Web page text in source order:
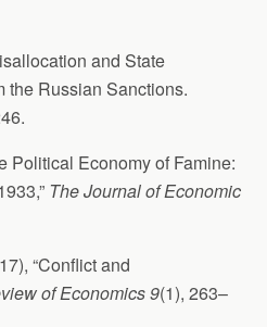
and State
the Russian Sanctions.
Political Economy of Famine:
The Journal of Economic
“Conflict and
of Economics 9(1), 263–